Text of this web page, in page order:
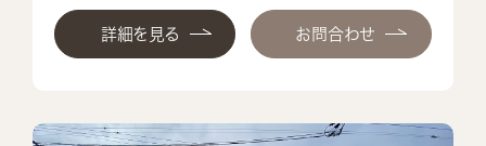
詳細を見る お問合わせ